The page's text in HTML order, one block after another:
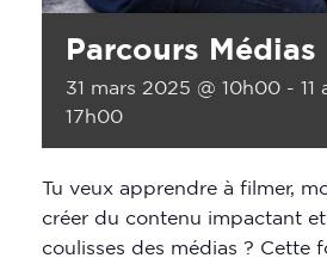
Parcours Médias
31 mars 2025 @ 10h00 - 11
17h00
Tu veux apprendre à filmer,
créer du contenu impactant
coulisses des médias ? Cette